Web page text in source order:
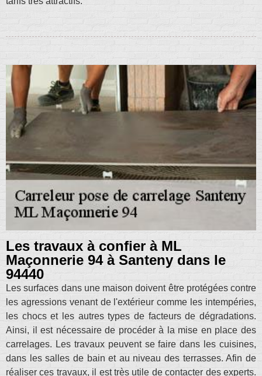
Les travaux à confier à ML
Maçonnerie 94 à Santeny dans le
94440
Les surfaces dans une maison doivent être protégées contre
les agressions venant de l'extérieur comme les intempéries,
les chocs et les autres types de facteurs de dégradations.
Ainsi, il est nécessaire de procéder à la mise en place des
carrelages. Les travaux peuvent se faire dans les cuisines,
dans les salles de bain et au niveau des terrasses. Afin de
réaliser ces travaux, il est très utile de contacter des experts.